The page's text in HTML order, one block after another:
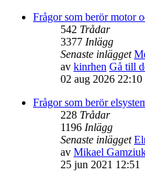
Frågor som berör motor
542 Trådar
3377 Inlägg
Senaste inlägget
av kinrhen Gå till
02 aug 2026 22:10
Frågor som berör
228 Trådar
1196 Inlägg
Senaste inlägget
av Mikael
25 jun 2021 12:51